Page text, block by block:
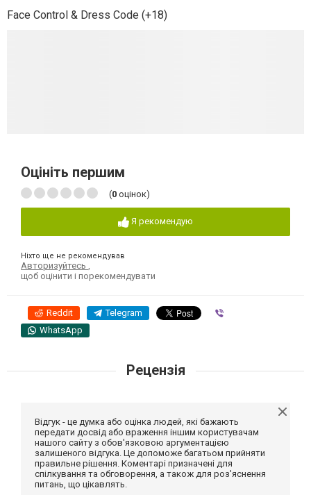
Face Control & Dress Code (+18)
Оцініть першим
(0 оцінок)
Я рекомендую
Ніхто ще не рекомендував
Авторизуйтесь
щоб оцінити і порекомендувати
Reddit Telegram
WhatsApp
Рецензія
Відгук - це думка або оцінка людей, які бажають
передати досвід або враження іншим користувачам
нашого сайту з обов'язковою аргументацією
залишеного відгука. Це допоможе багатьом прийняти
правильне рішення. Коментарі призначені для
спілкування та обговорення, а також для роз'яснення
питань, що цікавлять.